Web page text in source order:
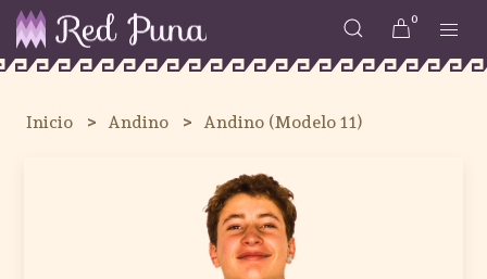
0
Inicio Andino Andino (Modelo 11)